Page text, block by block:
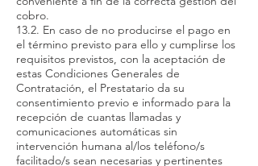
cobro.
13.2. En caso de no producirse el pago en
el término previsto para ello y cumplirse los
requisitos previstos, con la aceptación de
estas Condiciones Generales de
Contratación, el Prestatario da su
consentimiento previo e informado para la
recepción de cuantas llamadas y
comunicaciones automáticas sin
intervención humana al/los teléfono/s
facilitado/s sean necesarias y pertinentes